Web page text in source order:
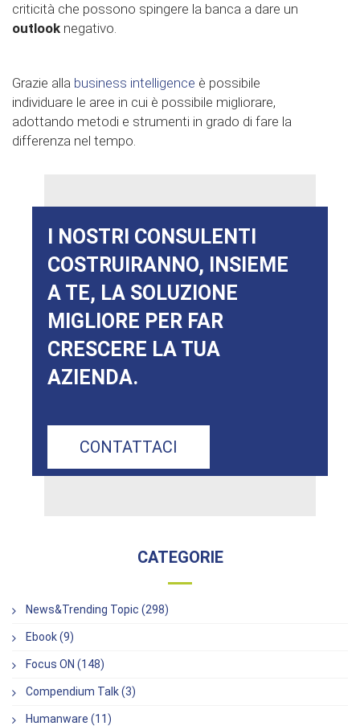
criticità che possono spingere la banca a dare un
outlook negativo.
Grazie alla business intelligence è possibile
individuare le aree in cui è possibile migliorare,
adottando metodi e strumenti in grado di fare la
differenza nel tempo.
I NOSTRI CONSULENTI
COSTRUIRANNO, INSIEME
A TE, LA SOLUZIONE
MIGLIORE PER FAR
CRESCERE LA TUA
AZIENDA.
CONTATTACI
CATEGORIE
News&Trending Topic (298)
Ebook (9)
Focus ON (148)
Compendium Talk (3)
Humanware (11)